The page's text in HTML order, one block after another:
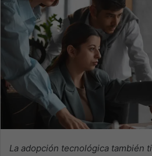
La adopción tecnológica también